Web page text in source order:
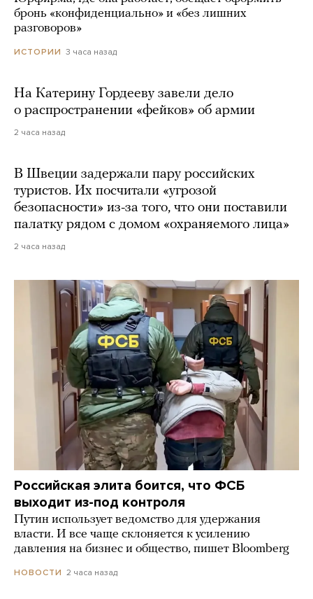
бронь «конфиденциально» и «без лишних
разговоров»
ИСТОРИИ 3 часа назад
На Катерину Гордееву завели дело
о распространении «фейков» об армии
2 часа назад
В Швеции задержали пару российских
туристов. Их посчитали «угрозой
безопасности» из-за того, что они поставили
палатку рядом с домом «охраняемого лица»
2 часа назад
Российская элита боится, что ФСБ
выходит из-под контроля
Путин использует ведомство для удержания
власти. И все чаще склоняется к усилению
давления на бизнес и общество, пишет Bloomberg
НОВОСТИ 2 часа назад